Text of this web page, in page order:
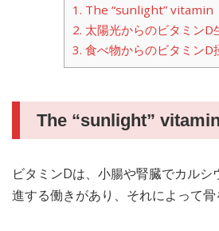
1. The “sunlight” vitamin
2. 太陽光からのビタミンD
3. 食べ物からのビタミンD
The “sunlight” vitamin
ビタミンDは、小腸や腎臓でカルシ
進する働きがあり、それによって骨